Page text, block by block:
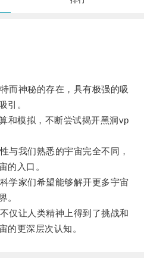
神秘的存在，具有极强的吸
引。
模拟，不断尝试揭开黑洞vp
我们熟悉的宇宙完全不同，
的入口。
家们希望能够解开更多宇宙
。
让人类精神上得到了挑战和
的更深层次认知。